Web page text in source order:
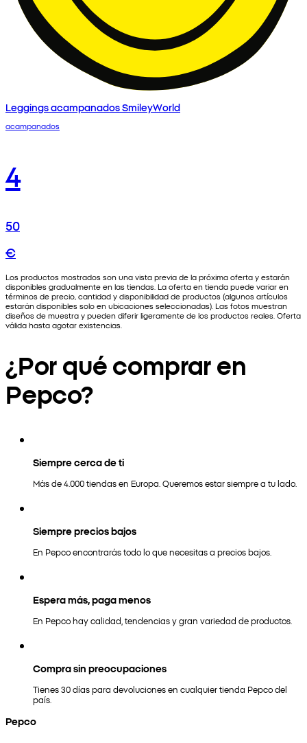
Leggings acampanados SmileyWorld
acampanados
4
50
€
Los productos mostrados son una vista previa de la próxima oferta y estarán
disponibles gradualmente en las tiendas. La oferta en tienda puede variar en
términos de precio, cantidad y disponibilidad de productos (algunos artículos
estarán disponibles solo en ubicaciones seleccionadas). Las fotos muestran
diseños de muestra y pueden diferir ligeramente de los productos reales. Oferta
válida hasta agotar existencias.
¿Por qué comprar en
Pepco?
Siempre cerca de ti
Más de 4.000 tiendas en Europa. Queremos estar siempre a tu lado.
Siempre precios bajos
En Pepco encontrarás todo lo que necesitas a precios bajos.
Espera más, paga menos
En Pepco hay calidad, tendencias y gran variedad de productos.
Compra sin preocupaciones
Tienes 30 días para devoluciones en cualquier tienda Pepco del
país.
Pepco